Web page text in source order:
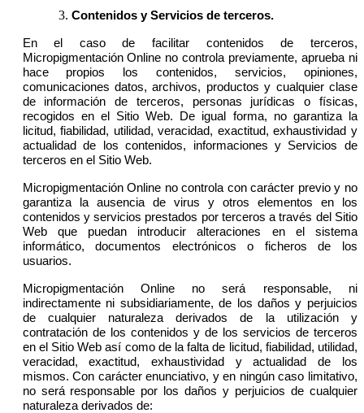
Contenidos y Servicios de terceros.
En el caso de facilitar contenidos de terceros,
Micropigmentación Online no controla previamente, aprueba ni
hace propios los contenidos, servicios, opiniones,
comunicaciones datos, archivos, productos y cualquier clase
de información de terceros, personas jurídicas o físicas,
recogidos en el Sitio Web. De igual forma, no garantiza la
licitud, fiabilidad, utilidad, veracidad, exactitud, exhaustividad y
actualidad de los contenidos, informaciones y Servicios de
terceros en el Sitio Web.
Micropigmentación Online no controla con carácter previo y no
garantiza la ausencia de virus y otros elementos en los
contenidos y servicios prestados por terceros a través del Sitio
Web que puedan introducir alteraciones en el sistema
informático, documentos electrónicos o ficheros de los
usuarios.
Micropigmentación Online no será responsable, ni
indirectamente ni subsidiariamente, de los daños y perjuicios
de cualquier naturaleza derivados de la utilización y
contratación de los contenidos y de los servicios de terceros
en el Sitio Web así como de la falta de licitud, fiabilidad, utilidad,
veracidad, exactitud, exhaustividad y actualidad de los
mismos. Con carácter enunciativo, y en ningún caso limitativo,
no será responsable por los daños y perjuicios de cualquier
naturaleza derivados de: